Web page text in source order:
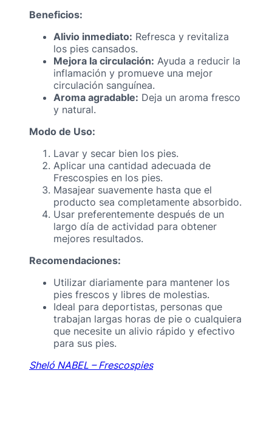
Beneficios:
Alivio inmediato: Refresca y revitaliza
los pies cansados.
Mejora la circulación: Ayuda a reducir la
inflamación y promueve una mejor
circulación sanguínea.
Aroma agradable: Deja un aroma fresco
y natural.
Modo de Uso:
Lavar y secar bien los pies.
Aplicar una cantidad adecuada de
Frescospies en los pies.
Masajear suavemente hasta que el
producto sea completamente absorbido.
Usar preferentemente después de un
largo día de actividad para obtener
mejores resultados.
Recomendaciones:
Utilizar diariamente para mantener los
pies frescos y libres de molestias.
Ideal para deportistas, personas que
trabajan largas horas de pie o cualquiera
que necesite un alivio rápido y efectivo
para sus pies.
Sheló NABEL – Frescospies